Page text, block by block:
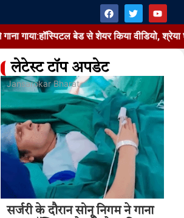
बेड से शेयर किया वीडियो, श्रेया घोषाल ने की
लेटेस्ट टॉप अपडेट
Jansarokar Bharat
सर्जरी के दौरान सोनू निगम ने गाना